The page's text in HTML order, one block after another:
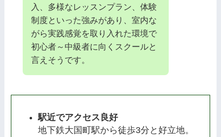
入、多様なレッスンプラン、体験
制度といった強みがあり、室内な
がら実践感覚を取り入れた環境で
初心者～中級者に向くスクールと
言えそうです。
駅近でアクセス良好
地下鉄大国町駅から徒歩3分と好立地。